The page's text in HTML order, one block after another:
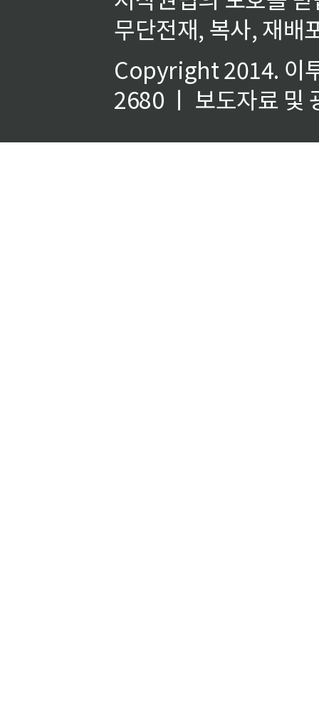
무단전재, 복사, 재배
Copyright 2014. 이
2680 ㅣ 보도자료